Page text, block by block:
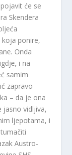
će se
Skendera
koja ponire,
Onda
i na
samim
zapravo
– da je ona
jasno vidljiva,
ljepotama, i
Austro-